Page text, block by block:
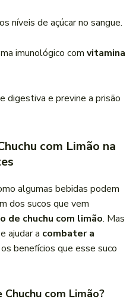
níveis de açúcar no sangue.
imunológico com vitamina
digestiva e previne a prisão
com Limão na
algumas bebidas podem
dos sucos que vem
de chuchu com limão. Mas
ajudar a combater a
benefícios que esse suco
com Limão?